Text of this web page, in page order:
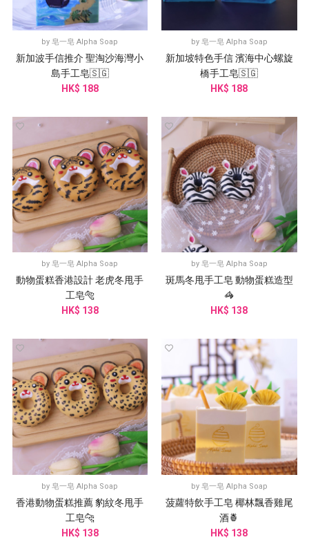
by皂一皂 Alpha Soap
新加波手信推介 聖淘沙海灣小
島手工皂🇸🇬
HK$ 188
by 皂一皂 Alpha Soap
新加坡特色手信 濱海中心螺旋
橋手工皂🇸🇬
HK$ 188
by皂一皂 Alpha Soap
動物蛋糕香港設計 老虎冬甩手
工皂🐅
HK$ 138
by 皂一皂 Alpha Soap
斑馬冬甩手工皂 動物蛋糕造型
🦓
HK$ 138
by皂一皂 Alpha Soap
香港動物蛋糕推薦 豹紋冬甩手
工皂🐆
HK$ 138
by 皂一皂 Alpha Soap
菠蘿特飲手工皂 椰林飄香雞尾
酒🍍
HK$ 138